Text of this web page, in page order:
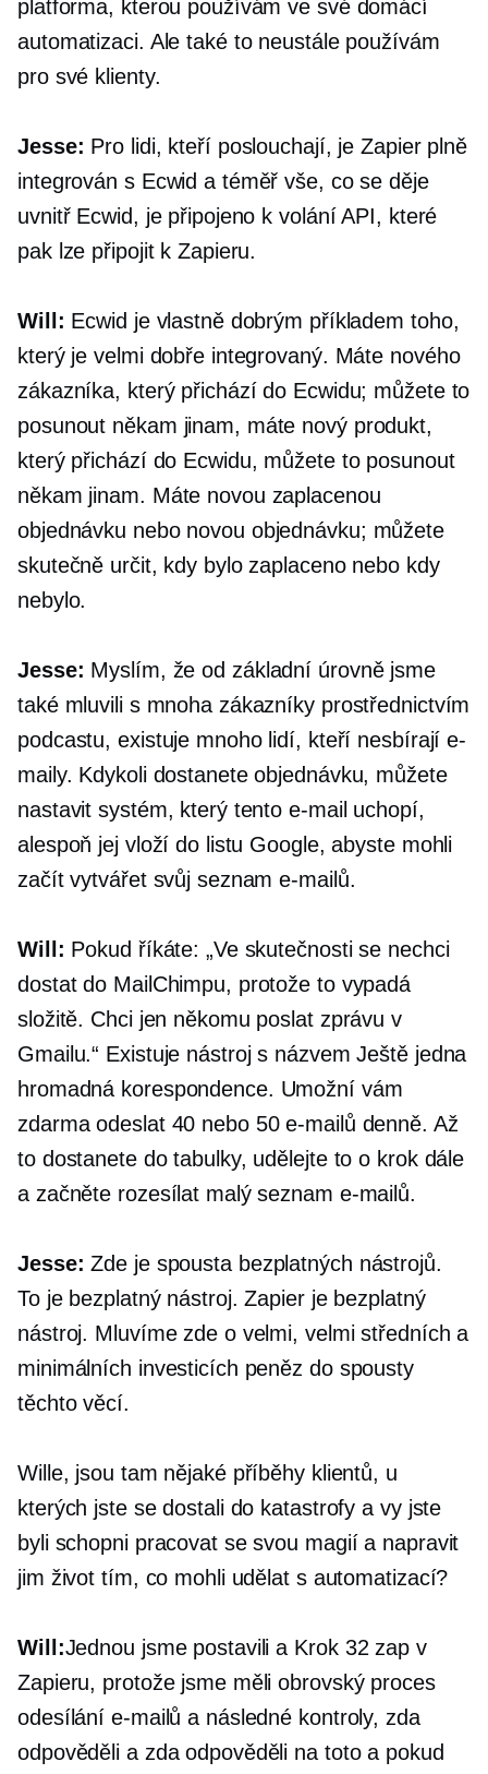
platforma, kterou používám ve své domácí
automatizaci. Ale také to neustále používám
pro své klienty.
Jesse: Pro lidi, kteří poslouchají, je Zapier plně
integrován s Ecwid a téměř vše, co se děje
uvnitř Ecwid, je připojeno k volání API, které
pak lze připojit k Zapieru.
Will: Ecwid je vlastně dobrým příkladem toho,
který je velmi dobře integrovaný. Máte nového
zákazníka, který přichází do Ecwidu; můžete to
posunout někam jinam, máte nový produkt,
který přichází do Ecwidu, můžete to posunout
někam jinam. Máte novou zaplacenou
objednávku nebo novou objednávku; můžete
skutečně určit, kdy bylo zaplaceno nebo kdy
nebylo.
Jesse: Myslím, že od základní úrovně jsme
také mluvili s mnoha zákazníky prostřednictvím
podcastu, existuje mnoho lidí, kteří nesbírají e-
maily. Kdykoli dostanete objednávku, můžete
nastavit systém, který tento e-mail uchopí,
alespoň jej vloží do listu Google, abyste mohli
začít vytvářet svůj seznam e-mailů.
Will: Pokud říkáte: „Ve skutečnosti se nechci
dostat do MailChimpu, protože to vypadá
složitě. Chci jen někomu poslat zprávu v
Gmailu.“ Existuje nástroj s názvem Ještě jedna
hromadná korespondence. Umožní vám
zdarma odeslat 40 nebo 50 e-mailů denně. Až
to dostanete do tabulky, udělejte to o krok dále
a začněte rozesílat malý seznam e-mailů.
Jesse: Zde je spousta bezplatných nástrojů.
To je bezplatný nástroj. Zapier je bezplatný
nástroj. Mluvíme zde o velmi, velmi středních a
minimálních investicích peněz do spousty
těchto věcí.
Wille, jsou tam nějaké příběhy klientů, u
kterých jste se dostali do katastrofy a vy jste
byli schopni pracovat se svou magií a napravit
jim život tím, co mohli udělat s automatizací?
Will:Jednou jsme postavili a Krok 32 zap v
Zapieru, protože jsme měli obrovský proces
odesílání e-mailů a následné kontroly, zda
odpověděli a zda odpověděli na toto a pokud